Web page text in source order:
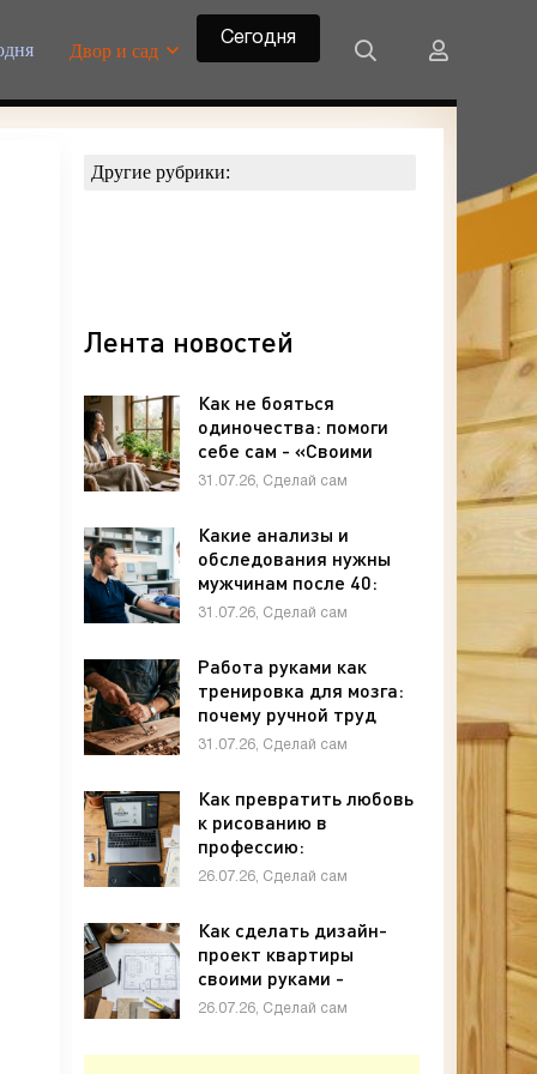
Двор и сад
Сегодня
Другие рубрики:
Лента новостей
Как не бояться
одиночества: помоги
себе сам - «Своими
руками»
31.07.26, Сделай сам
Какие анализы и
обследования нужны
мужчинам после 40:
полный чек-лист -
31.07.26, Сделай сам
Работа руками как
тренировка для мозга:
почему ручной труд
полезен для памяти и
31.07.26, Сделай сам
Как превратить любовь
к рисованию в
профессию:
графический дизайн с
26.07.26, Сделай сам
Как сделать дизайн-
проект квартиры
своими руками -
«Своими руками»
26.07.26, Сделай сам